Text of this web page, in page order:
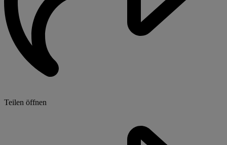
Teilen öffnen